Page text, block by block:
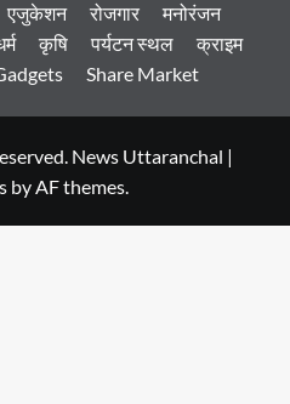
एजुकेशन रोजगार
मनोरंजन
कृषि पर्यटन स्थल
क्राइम
Share Market
News Uttaranchal |
by AF themes.